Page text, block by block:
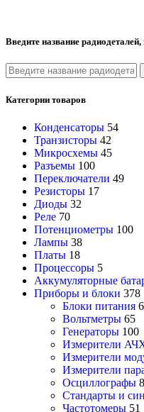
Введите название
Категории товаров
Конденсаторы 54
Транзисторы 42
Микросхемы 45
Разъемы 100
Переключатели 49
Резисторы 17
Диоды 32
Реле 70
Потенциометры 100
Лампы 38
Платы 18
Процессоры 5
Аккумуляторные
Приборы и блоки 378
Блоки питания 6
Вольтметры 65
Генераторы 100
Измерители
Измерители
Измерители
Осциллографы
Стандарты и
Частотомеры 51